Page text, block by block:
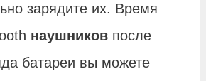
зарядите их. Время
наушников после
батареи вы можете